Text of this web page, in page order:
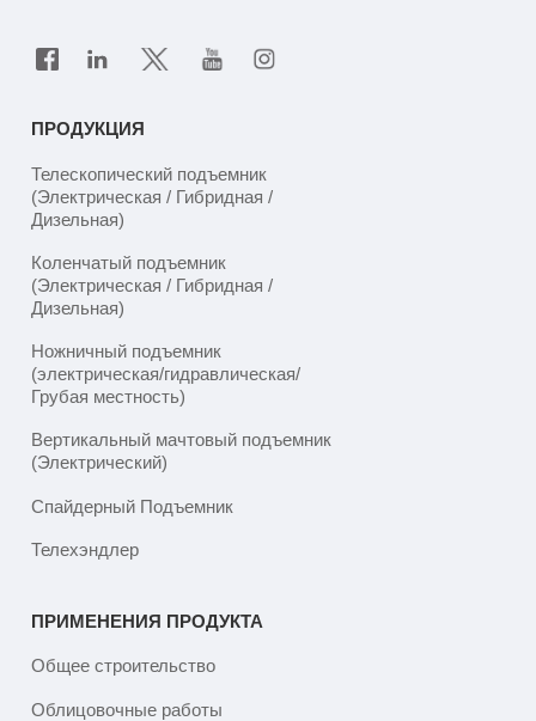
ПРОДУКЦИЯ
Телескопический подъемник
(Электрическая / Гибридная /
Дизельная)
Коленчатый подъемник
(Электрическая / Гибридная /
Дизельная)
Ножничный подъемник
(электрическая/гидравлическая/
Грубая местность)
Вертикальный мачтовый подъемник
(Электрический)
Спайдерный Подъемник
Телехэндлер
ПРИМЕНЕНИЯ ПРОДУКТА
Общее строительство
Облицовочные работы